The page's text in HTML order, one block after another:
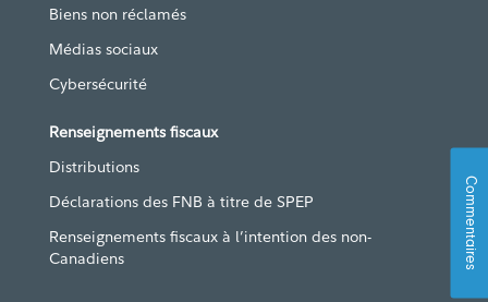
Biens non réclamés
Médias sociaux
Cybersécurité
Renseignements fiscaux
Distributions
Déclarations des FNB à titre de SPEP
Renseignements fiscaux à l’intention des non-
Canadiens
Commentaires